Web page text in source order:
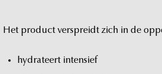
Het product verspreidt zich in de
hydrateert intensief